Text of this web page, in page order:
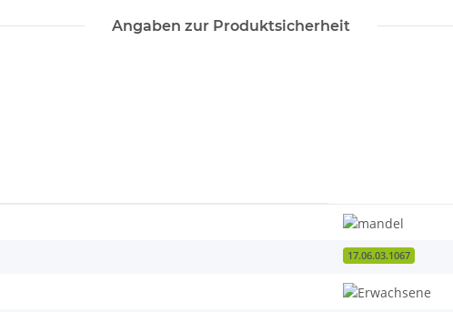
Angaben zur Produktsicherheit
17.06.03.1067